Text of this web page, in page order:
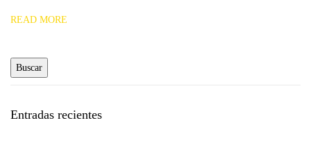
READ MORE
Entradas recientes